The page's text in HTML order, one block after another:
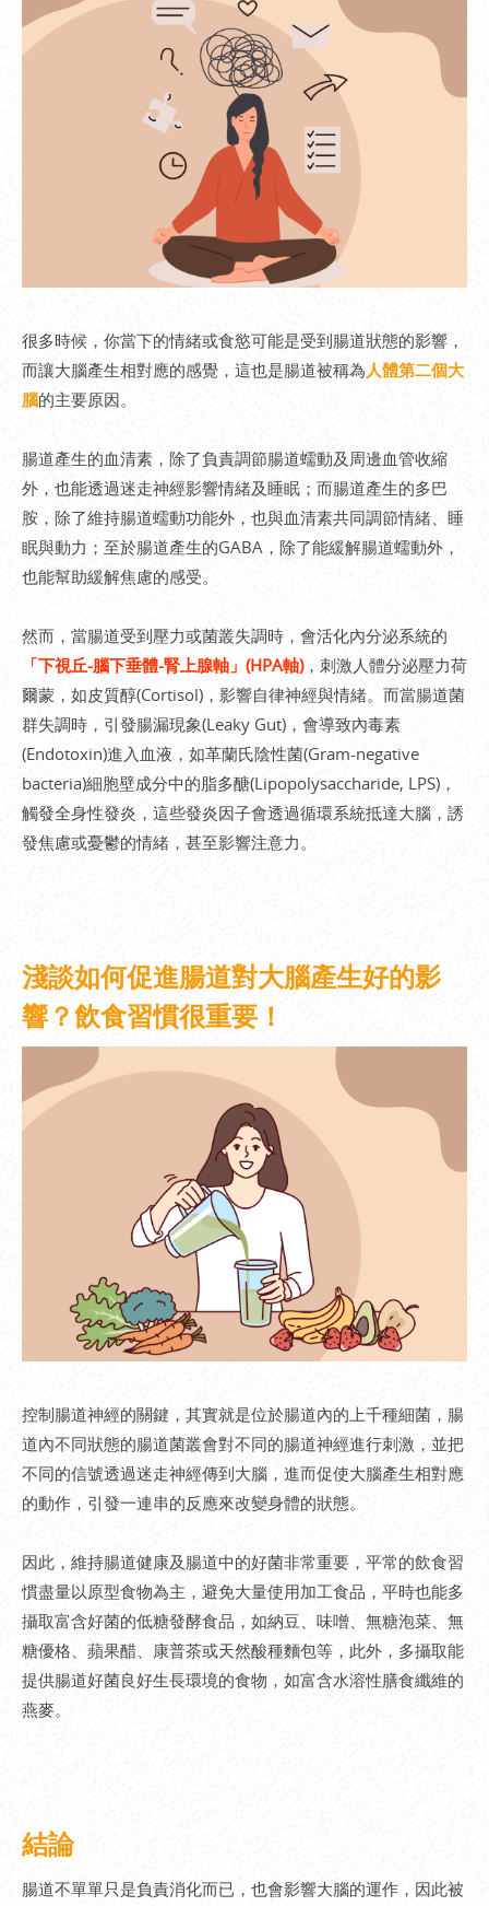
很多時候，你當下的情緒或食慾可能是受到腸道狀態的影響，
而讓大腦產生相對應的感覺，這也是腸道被稱為 人體第二個大
腦的主要原因。
腸道產生的血清素，除了負責調節腸道蠕動及周邊血管收縮
外，也能透過迷走神經影響情緒及睡眠；而腸道產生的多巴
胺，除了維持腸道蠕動功能外，也與血清素共同調節情緒、睡
眠與動力；至於腸道產生的GABA，除了能緩解腸道蠕動外，
也能幫助緩解焦慮的感受。
然而，當腸道受到壓力或菌叢失調時，會活化內分泌系統的
「下視丘-腦下垂體-腎上腺軸」(HPA軸)，刺激人體分泌壓力荷
爾蒙，如皮質醇(Cortisol)，影響自律神經與情緒。而當腸道菌
群失調時，引發腸漏現象(Leaky Gut)，會導致內毒素
(Endotoxin)進入血液，如革蘭氏陰性菌(Gram-negative
bacteria)細胞壁成分中的脂多醣(Lipopolysaccharide, LPS)，
觸發全身性發炎，這些發炎因子會透過循環系統抵達大腦，誘
發焦慮或憂鬱的情緒，甚至影響注意力。
淺談如何促進腸道對大腦產生好的影
響？飲食習慣很重要！
控制腸道神經的關鍵，其實就是位於腸道內的上千種細菌，腸
道內不同狀態的腸道菌叢會對不同的腸道神經進行刺激，並把
不同的信號透過迷走神經傳到大腦，進而促使大腦產生相對應
的動作，引發一連串的反應來改變身體的狀態。
因此，維持腸道健康及腸道中的好菌非常重要，平常的飲食習
慣盡量以原型食物為主，避免大量使用加工食品，平時也能多
攝取富含好菌的低糖發酵食品，如納豆、味噌、無糖泡菜、無
糖優格、蘋果醋、康普茶或天然酸種麵包等，此外，多攝取能
提供腸道好菌良好生長環境的食物，如富含水溶性膳食纖維的
燕麥。
結論
腸道不單單只是負責消化而已，也會影響大腦的運作，因此被